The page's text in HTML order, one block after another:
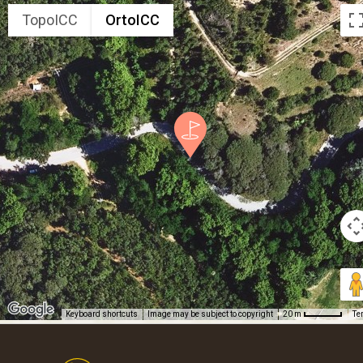
TopoICC OrtoICC
Keyboard shortcuts Image may be subject to copyright 20 m